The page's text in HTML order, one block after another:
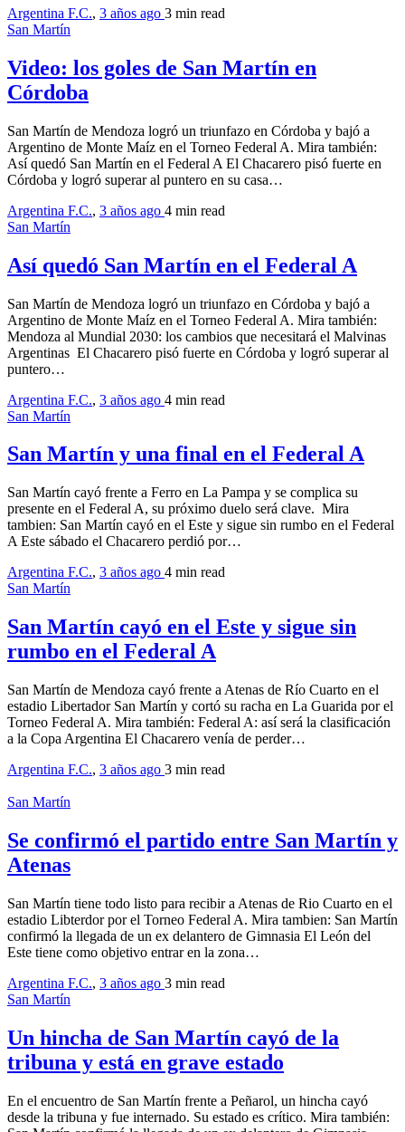
Argentina F.C., 3 años ago 3 min read
San Martín
Video: los goles de San Martín en
Córdoba
San Martín de Mendoza logró un triunfazo en Córdoba y bajó a
Argentino de Monte Maíz en el Torneo Federal A. Mira también:
Así quedó San Martín en el Federal A El Chacarero pisó fuerte en
Córdoba y logró superar al puntero en su casa…
Argentina F.C., 3 años ago 4 min read
San Martín
Así quedó San Martín en el Federal A
San Martín de Mendoza logró un triunfazo en Córdoba y bajó a
Argentino de Monte Maíz en el Torneo Federal A. Mira también:
Mendoza al Mundial 2030: los cambios que necesitará el Malvinas
Argentinas El Chacarero pisó fuerte en Córdoba y logró superar al
puntero…
Argentina F.C., 3 años ago 4 min read
San Martín
San Martín y una final en el Federal A
San Martín cayó frente a Ferro en La Pampa y se complica su
presente en el Federal A, su próximo duelo será clave. Mira
tambien: San Martín cayó en el Este y sigue sin rumbo en el Federal
A Este sábado el Chacarero perdió por…
Argentina F.C., 3 años ago 4 min read
San Martín
San Martín cayó en el Este y sigue sin
rumbo en el Federal A
San Martín de Mendoza cayó frente a Atenas de Río Cuarto en el
estadio Libertador San Martín y cortó su racha en La Guarida por el
Torneo Federal A. Mira también: Federal A: así será la clasificación
a la Copa Argentina El Chacarero venía de perder…
Argentina F.C., 3 años ago 3 min read
San Martín
Se confirmó el partido entre San Martín y
Atenas
San Martín tiene todo listo para recibir a Atenas de Rio Cuarto en el
estadio Libterdor por el Torneo Federal A. Mira tambien: San Martín
confirmó la llegada de un ex delantero de Gimnasia El León del
Este tiene como objetivo entrar en la zona…
Argentina F.C., 3 años ago 3 min read
San Martín
Un hincha de San Martín cayó de la
tribuna y está en grave estado
En el encuentro de San Martín frente a Peñarol, un hincha cayó
desde la tribuna y fue internado. Su estado es crítico. Mira también: